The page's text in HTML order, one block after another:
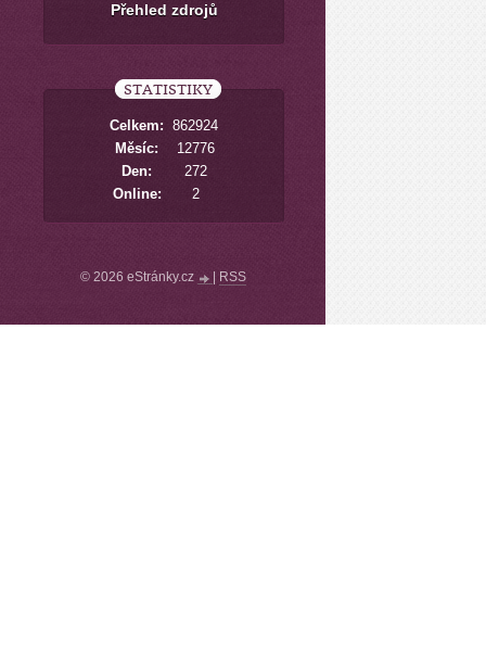
Přehled zdrojů
STATISTIKY
Online: 2
Celkem: 862924
Měsíc:
12776
Den:
272
© 2026 eStránky.cz RSS